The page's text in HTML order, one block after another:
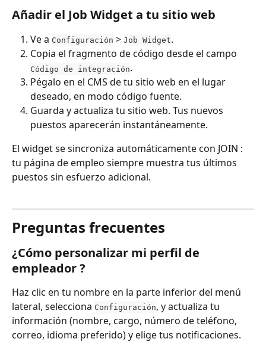
Añadir el Job Widget a tu sitio web
Ve a Configuración > Job Widget.
Copia el fragmento de código desde el campo
Código de integración.
Pégalo en el CMS de tu sitio web en el lugar
deseado, en modo código fuente.
Guarda y actualiza tu sitio web. Tus nuevos
puestos aparecerán instantáneamente.
El widget se sincroniza automáticamente con JOIN :
tu página de empleo siempre muestra tus últimos
puestos sin esfuerzo adicional.
Preguntas frecuentes
¿Cómo personalizar mi perfil de
empleador ?
Haz clic en tu nombre en la parte inferior del menú
lateral, selecciona Configuración, y actualiza tu
información (nombre, cargo, número de teléfono,
correo, idioma preferido) y elige tus notificaciones.